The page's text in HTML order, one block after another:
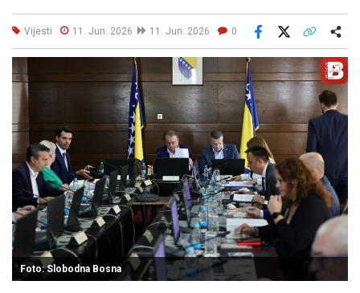
Vijesti 11. Jun. 2026 11. Jun. 2026 0
Facebook
Foto: Slobodna Bosna